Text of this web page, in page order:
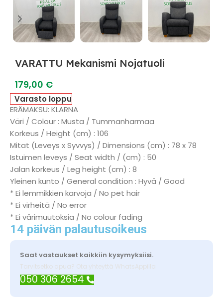
VARATTU Mekanismi Nojatuoli
179,00 €
Varasto loppu
ERÄMAKSU: KLARNA
Väri / Colour : Musta / Tummanharmaa
Korkeus / Height (cm) : 106
Mitat (Leveys x Syvvys) / Dimensions (cm) : 78 x 78
Istuimen leveys / Seat width / (cm) : 50
Jalan korkeus / Leg height (cm) : 8
Yleinen kunto / General condition : Hyvä / Good
* Ei lemmikkien karvoja / No pet hair
* Ei virheitä / No error
* Ei värimuutoksia / No colour fading
14 päivän palautusoikeus
Saat vastaukset kaikkiin kysymyksiisi.
Tarvitsetko apua? Ota yhteyttä WhatsAppilla
050 306 2654